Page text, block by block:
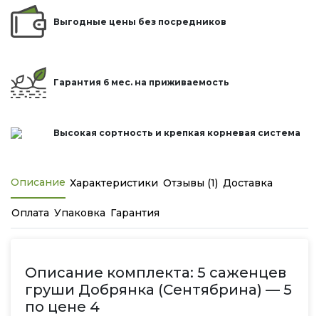
Выгодные цены без посредников
Гарантия 6 мес. на приживаемость
Высокая сортность и крепкая корневая система
Описание Характеристики Отзывы (1) Доставка
Оплата Упаковка Гарантия
Описание комплекта: 5 саженцев
груши Добрянка (Сентябрина) — 5
по цене 4